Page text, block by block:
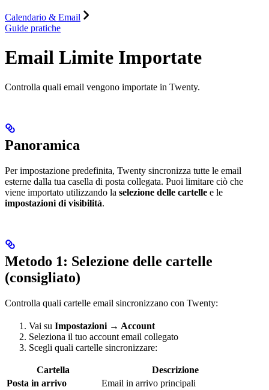
Calendario & Email
Guide pratiche
Email Limite Importate
Controlla quali email vengono importate in Twenty.
Panoramica
Per impostazione predefinita, Twenty sincronizza tutte le email
esterne dalla tua casella di posta collegata. Puoi limitare ciò che
viene importato utilizzando la selezione delle cartelle e le
impostazioni di visibilità.
Metodo 1: Selezione delle cartelle
(consigliato)
Controlla quali cartelle email sincronizzano con Twenty:
Vai su Impostazioni → Account
Seleziona il tuo account email collegato
Scegli quali cartelle sincronizzare:
Cartella
Descrizione
Posta in arrivo
Email in arrivo principali